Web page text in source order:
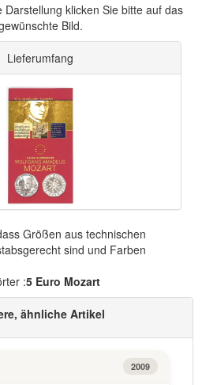
klicken Sie bitte auf das
Bild.
Lieferumfang
Größen aus technischen
sind und Farben
:5 Euro Mozart
ähnliche Artikel
2009